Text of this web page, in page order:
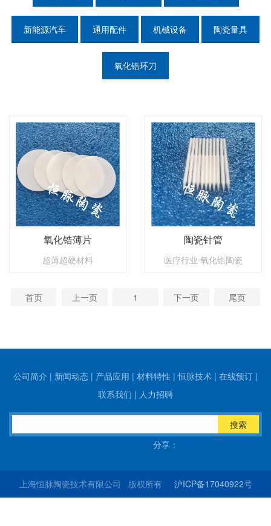
新能源汽车 通用配件 机械设备 陶瓷量具
氧化锆环刀
氧化锆薄片
超薄超硬材料
陶瓷针管
医疗行业 氧化锆陶瓷
首页 上一页 1 下一页 尾页
公司简介 | 新闻动态 | 产品应用 | 材料特性 |恒脉技术 | 在线预订 |
联系我们 | 人力招聘
搜索
分享：
上海恒脉陶瓷技术有限公司 版权所有 沪ICP备17040922号